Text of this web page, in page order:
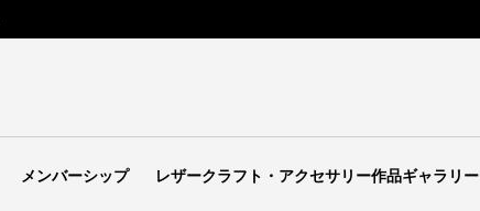
メンバーシップ レザークラフト・アクセサリー作品ギャラリー